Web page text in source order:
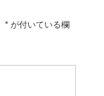
* が付いている欄